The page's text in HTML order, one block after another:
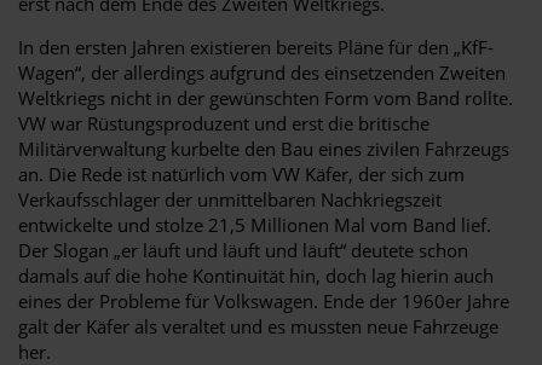
In den ersten Jahren existieren bereits Pläne für den „KfF-
Wagen“, der allerdings aufgrund des einsetzenden Zweiten
Weltkriegs nicht in der gewünschten Form vom Band rollte.
VW war Rüstungsproduzent und erst die britische
Militärverwaltung kurbelte den Bau eines zivilen Fahrzeugs
an. Die Rede ist natürlich vom VW Käfer, der sich zum
Verkaufsschlager der unmittelbaren Nachkriegszeit
entwickelte und stolze 21,5 Millionen Mal vom Band lief.
Der Slogan „er läuft und läuft und läuft“ deutete schon
damals auf die hohe Kontinuität hin, doch lag hierin auch
eines der Probleme für Volkswagen. Ende der 1960er Jahre
galt der Käfer als veraltet und es mussten neue Fahrzeuge
her.